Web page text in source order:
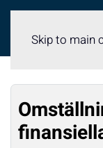
Skip to main